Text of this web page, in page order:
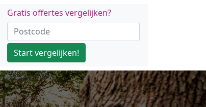
Gratis offertes vergelijken?
Start vergelijken!